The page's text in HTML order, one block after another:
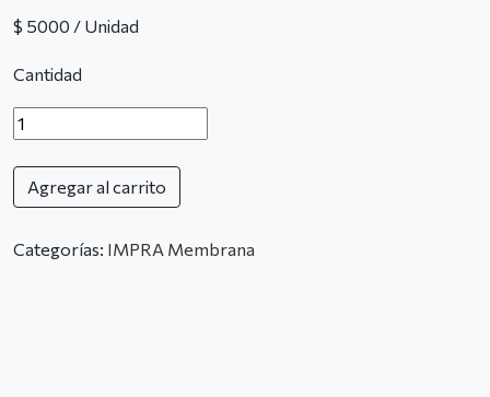
$ 5000 / Unidad
Cantidad
Agregar al carrito
Categorías: IMPRA Membrana